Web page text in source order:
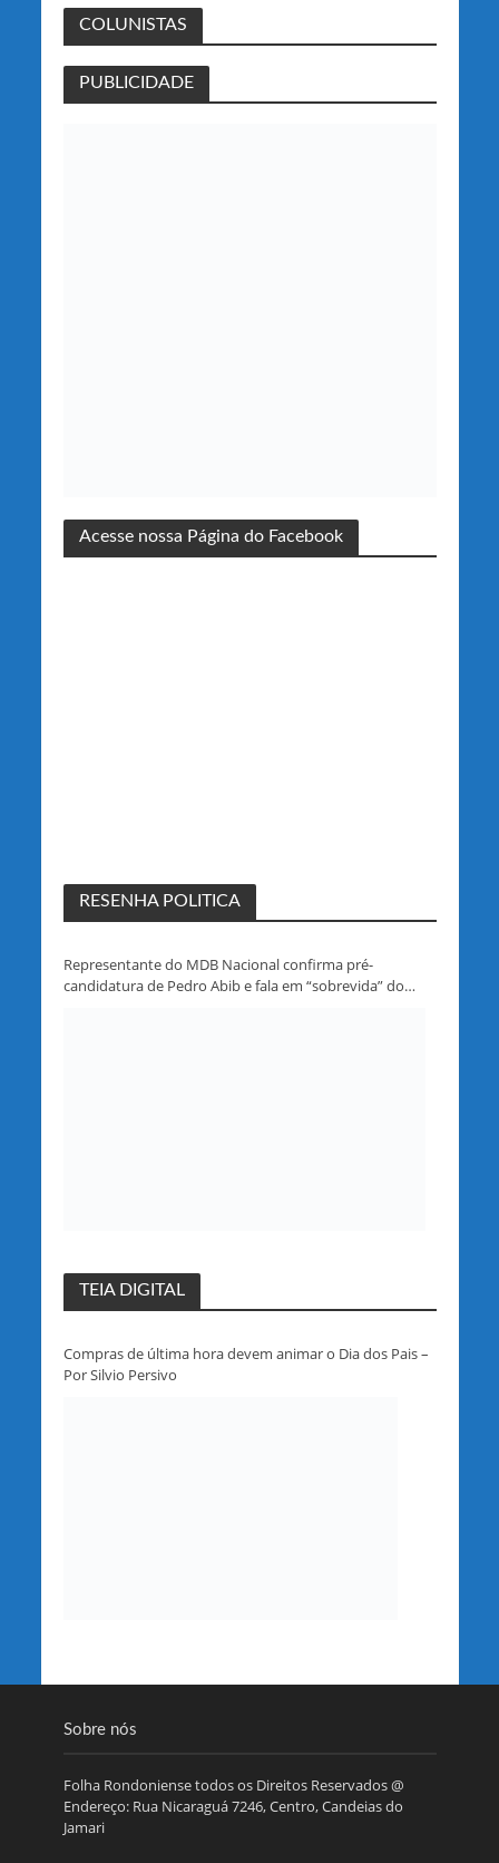
COLUNISTAS
PUBLICIDADE
Acesse nossa Página do Facebook
RESENHA POLITICA
Representante do MDB Nacional confirma pré-
candidatura de Pedro Abib e fala em “sobrevida” do
TEIA DIGITAL
Compras de última hora devem animar o Dia dos Pais –
Por Silvio Persivo
Sobre nós
Folha Rondoniense todos os Direitos Reservados @
Endereço: Rua Nicaraguá 7246, Centro, Candeias do
Jamari